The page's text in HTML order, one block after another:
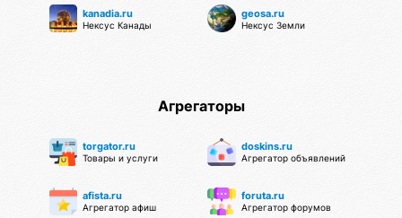
kanadia.ru
Нексус Канады
geosa.ru
Нексус Земли
Агрегаторы
torgator.ru
Товары и услуги
doskins.ru
Агрегатор объявлений
afista.ru
Агрегатор афиш
foruta.ru
Агрегатор форумов